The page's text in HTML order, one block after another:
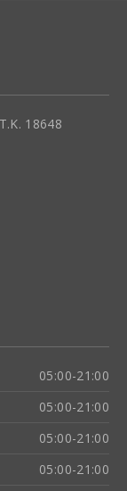
18648
05:00-21:00
05:00-21:00
05:00-21:00
05:00-21:00